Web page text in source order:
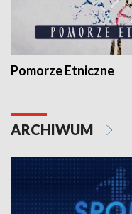
Pomorze Etniczne
ARCHIWUM